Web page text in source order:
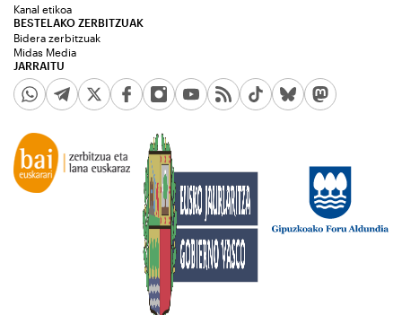
JARRAITU
Kanal etikoa
BESTELAKO ZERBITZUAK
Bidera zerbitzuak
Midas Media